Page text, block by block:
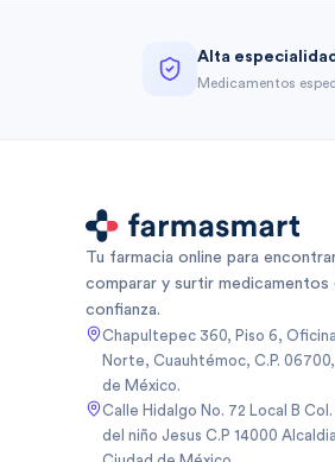
Alta especialidad
Medicamentos
Tu farmacia online para
comparar y surtir medicamentos
confianza.
Chapultepec 360, Piso 6, Oficina
Norte, Cuauhtémoc, C.P.
de México.
Calle Hidalgo No. 72 Local B
del niño Jesus C.P 14000